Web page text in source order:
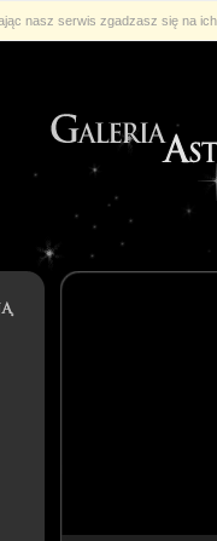
nasz serwis zgadzasz się na